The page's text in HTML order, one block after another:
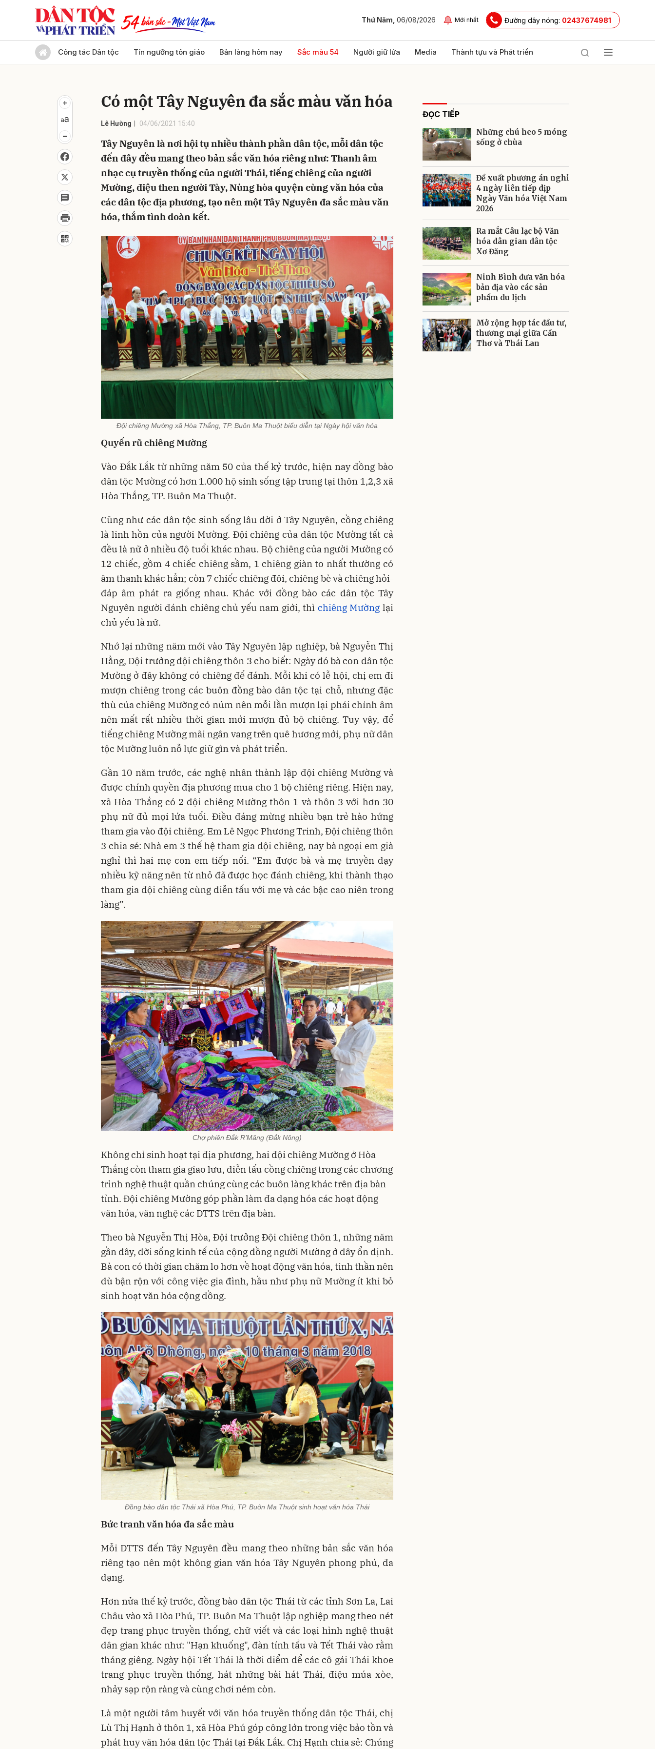
Thứ Năm, 06/08/2026 Mới nhất Đường dây nóng: 02437674981
Công tác Dân tộc Tín ngưỡng tôn giáo Bản làng hôm nay Sắc màu 54 Người giữ lửa Media Thành tựu và Phát triển
Có một Tây Nguyên đa sắc màu văn hóa
Lê Hường 04/06/2021 15:40
Tây Nguyên là nơi hội tụ nhiều thành phần dân tộc, mỗi dân tộc
đến đây đều mang theo bản sắc văn hóa riêng như: Thanh âm
nhạc cụ truyền thống của người Thái, tiếng chiêng của người
Mường, điệu then người Tày, Nùng hòa quyện cùng văn hóa của
các dân tộc địa phương, tạo nên một Tây Nguyên đa sắc màu văn
hóa, thắm tình đoàn kết.
Đội chiêng Mường xã Hòa Thắng, TP. Buôn Ma Thuột biểu diễn tại Ngày hội văn hóa
Quyến rũ chiêng Mường
Vào Đắk Lắk từ những năm 50 của thế kỷ trước, hiện nay đồng bào
dân tộc Mường có hơn 1.000 hộ sinh sống tập trung tại thôn 1,2,3 xã
Hòa Thắng, TP. Buôn Ma Thuột.
Cũng như các dân tộc sinh sống lâu đời ở Tây Nguyên, cồng chiêng
là linh hồn của người Mường. Đội chiêng của dân tộc Mường tất cả
đều là nữ ở nhiều độ tuổi khác nhau. Bộ chiêng của người Mường có
12 chiếc, gồm 4 chiếc chiêng sầm, 1 chiêng giàn to nhất thường có
âm thanh khác hẳn; còn 7 chiếc chiêng đôi, chiêng bè và chiêng hỏi-
đáp âm phát ra giống nhau. Khác với đồng bào các dân tộc Tây
Nguyên người đánh chiêng chủ yếu nam giới, thì chiêng Mường lại
chủ yếu là nữ.
Nhớ lại những năm mới vào Tây Nguyên lập nghiệp, bà Nguyễn Thị
Hằng, Đội trưởng đội chiêng thôn 3 cho biết: Ngày đó bà con dân tộc
Mường ở đây không có chiêng để đánh. Mỗi khi có lễ hội, chị em đi
mượn chiêng trong các buôn đồng bào dân tộc tại chỗ, nhưng đặc
thù của chiêng Mường có núm nên mỗi lần mượn lại phải chỉnh âm
nên mất rất nhiều thời gian mới mượn đủ bộ chiêng. Tuy vậy, để
tiếng chiêng Mường mãi ngân vang trên quê hương mới, phụ nữ dân
tộc Mường luôn nỗ lực giữ gìn và phát triển.
Gần 10 năm trước, các nghệ nhân thành lập đội chiêng Mường và
được chính quyền địa phương mua cho 1 bộ chiêng riêng. Hiện nay,
xã Hòa Thắng có 2 đội chiêng Mường thôn 1 và thôn 3 với hơn 30
phụ nữ đủ mọi lứa tuổi. Điều đáng mừng nhiều bạn trẻ hào hứng
tham gia vào đội chiêng. Em Lê Ngọc Phương Trinh, Đội chiêng thôn
3 chia sẻ: Nhà em 3 thế hệ tham gia đội chiêng, nay bà ngoại em già
nghỉ thì hai mẹ con em tiếp nối. “Em được bà và mẹ truyền dạy
nhiều kỹ năng nên từ nhỏ đã được học đánh chiêng, khi thành thạo
tham gia đội chiêng cùng diễn tấu với mẹ và các bậc cao niên trong
làng”.
Chợ phiên Đắk R’Măng (Đắk Nông)
Không chỉ sinh hoạt tại địa phương, hai đội chiêng Mường ở Hòa
Thắng còn tham gia giao lưu, diễn tấu cồng chiêng trong các chương
trình nghệ thuật quần chúng cùng các buôn làng khác trên địa bàn
tỉnh. Đội chiêng Mường góp phần làm đa dạng hóa các hoạt động
văn hóa, văn nghệ các DTTS trên địa bàn.
Theo bà Nguyễn Thị Hòa, Đội trưởng Đội chiêng thôn 1, những năm
gần đây, đời sống kinh tế của cộng đồng người Mường ở đây ổn định.
Bà con có thời gian chăm lo hơn về hoạt động văn hóa, tinh thần nên
dù bận rộn với công việc gia đình, hầu như phụ nữ Mường ít khi bỏ
sinh hoạt văn hóa cộng đồng.
Đồng bào dân tộc Thái xã Hòa Phú, TP. Buôn Ma Thuột sinh hoạt văn hóa Thái
Bức tranh văn hóa đa sắc màu
Mỗi DTTS đến Tây Nguyên đều mang theo những bản sắc văn hóa
riêng tạo nên một không gian văn hóa Tây Nguyên phong phú, đa
dạng.
Hơn nửa thế kỷ trước, đồng bào dân tộc Thái từ các tỉnh Sơn La, Lai
Châu vào xã Hòa Phú, TP. Buôn Ma Thuột lập nghiệp mang theo nét
đẹp trang phục truyền thống, chữ viết và các loại hình nghệ thuật
dân gian khác như: "Hạn khuống", đàn tính tẩu và Tết Thái vào rằm
tháng giêng. Ngày hội Tết Thái là thời điểm để các cô gái Thái khoe
trang phục truyền thống, hát những bài hát Thái, điệu múa xòe,
nhảy sạp rộn ràng và cùng chơi ném còn.
Là một người tâm huyết với văn hóa truyền thống dân tộc Thái, chị
Lù Thị Hạnh ở thôn 1, xã Hòa Phú góp công lớn trong việc bảo tồn và
phát huy văn hóa dân tộc Thái tại Đắk Lắk. Chị Hạnh chia sẻ: Chúng
ĐỌC TIẾP
Những chú heo 5 móng
sống ở chùa
Đề xuất phương án nghỉ
4 ngày liên tiếp dịp
Ngày Văn hóa Việt Nam
2026
Ra mắt Câu lạc bộ Văn
hóa dân gian dân tộc
Xơ Đăng
Ninh Bình đưa văn hóa
bản địa vào các sản
phẩm du lịch
Mở rộng hợp tác đầu tư,
thương mại giữa Cần
Thơ và Thái Lan
Gửi bình luận
Gửi